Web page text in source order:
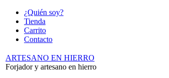
¿Quién soy?
Tienda
Carrito
Contacto
ARTESANO EN HIERRO
Forjador y artesano en hierro